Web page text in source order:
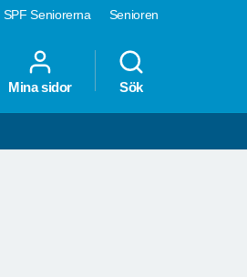
SPF Seniorerna Senioren
Mina sidor Sök